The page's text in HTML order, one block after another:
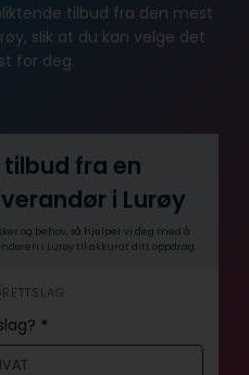
tilbud fra den mest
slik at du kan velge det
for deg.
fra en
i Lurøy
og behov, så hjelper vi deg med å
i Lurøy til akkurat ditt oppdrag.
*